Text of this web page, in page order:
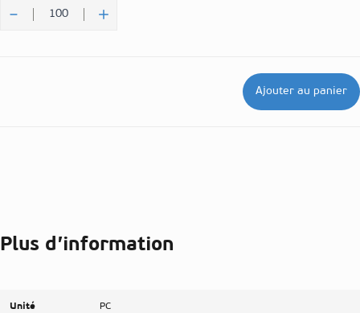
Quantité
Ajouter au panier
Plus d’information
Unité PC